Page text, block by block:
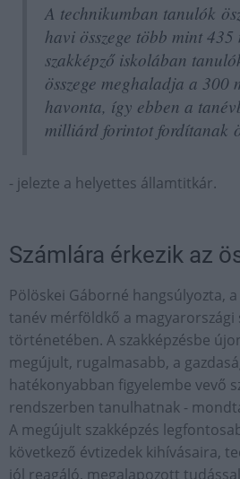
A technikumban tanulók
havi összege több mint
szakképző iskolában
összege meghaladja a
havonta, így ebben a
milliárd forintot fordítanak
- jelezte a helyettes államtitkár.
Számlára érkezik az
Pölöskei Gáborné hangsúlyozta,
tanév mérföldkő a magyarországi
történetében. A szakképzésbe
megújult, rugalmasabb, a
hatékonyabban figyelembe vevő
rendszerben tanulhatnak -
A megújult szakképzés
következő évtizedek kihívásaira,
jól reagáló, megalapozott